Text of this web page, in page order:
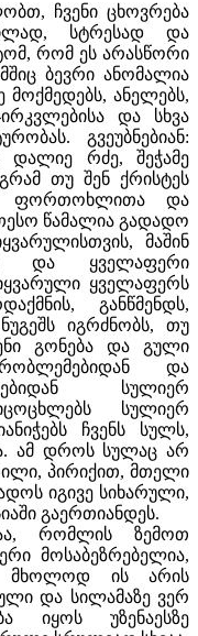
ჩვენი ცხოვრება
სტრესად და
რომ ეს არასწორი
ბევრი ანომალია
მოქმედებს, ანელებს,
და სხვა
გვეუბნებიან:
რძე, შეჭამე
თუ შენ ქრისტეს
ფორთოხლითა და
წამალია გადადო
მაშინ
და ყველაფერი
ყველაფერს
განწმენდს,
იგრძნობს, თუ
გონება და გული
და
სულიერ
სულიერ
ჩვენს სულს,
ამ დროს სულაც არ
პირიქით, მთელი
იგივე სიხარული,
გაერთიანდეს.
რომლის ზემოთ
მოსაბეზრებელია,
მხოლოდ ის არის
და სილამაზე ვერ
იყოს უზენაესზე